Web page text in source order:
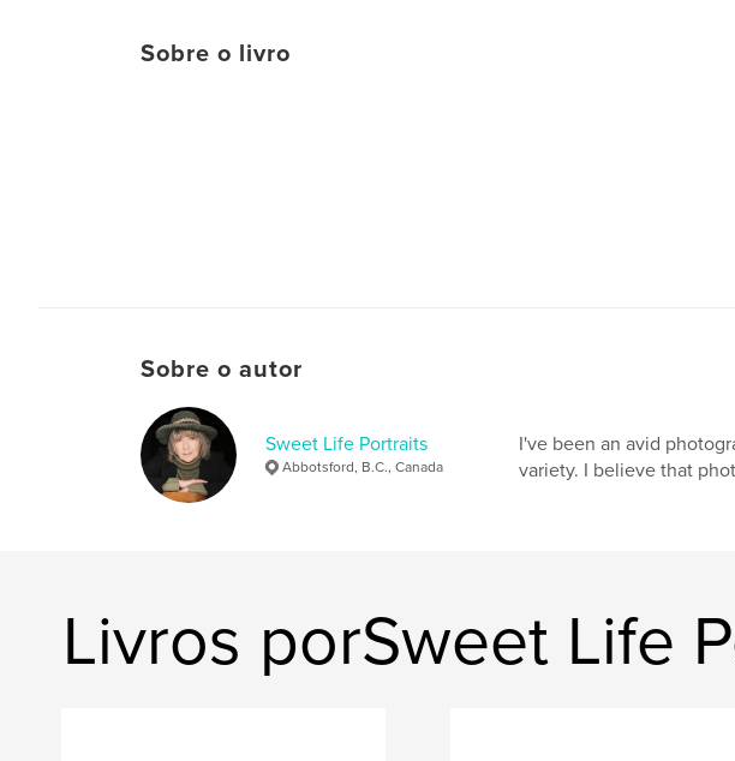
Sobre o livro
Sobre o autor
Sweet Life Portraits
Abbotsford, B.C., Canada
I've been an avid
variety. I believe that
Livros porSweet Life